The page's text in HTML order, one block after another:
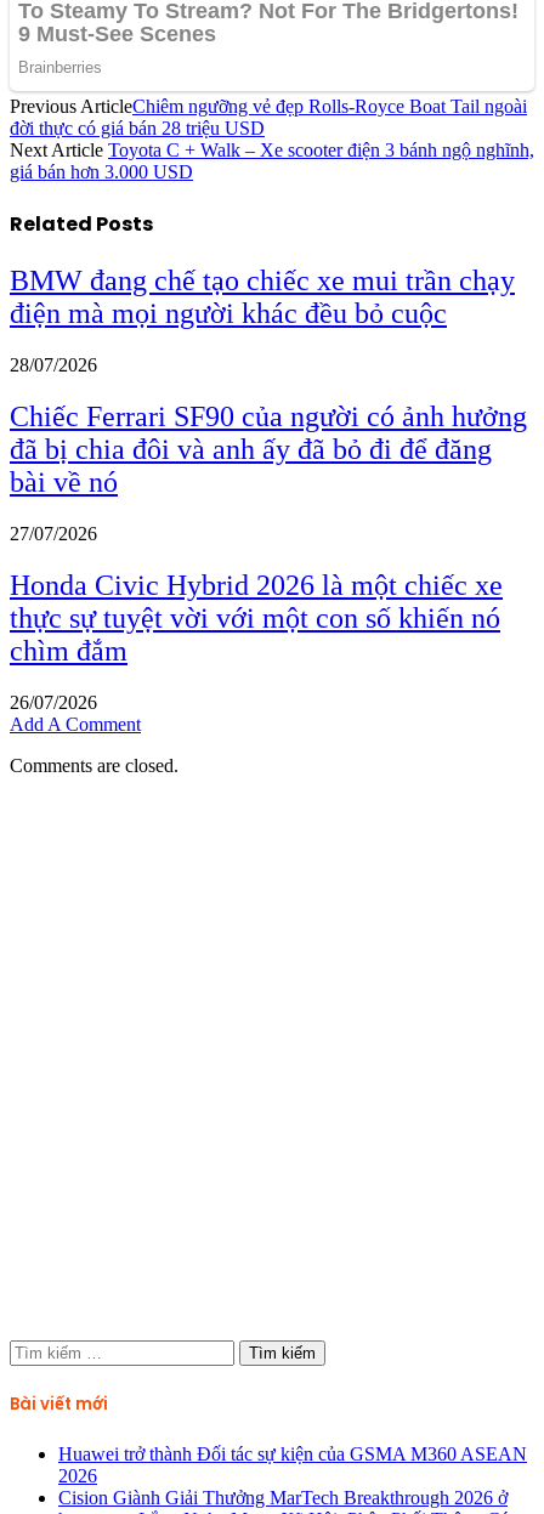
Previous ArticleChiêm ngưỡng vẻ đẹp Rolls-Royce Boat Tail ngoài
đời thực có giá bán 28 triệu USD
Next Article Toyota C + Walk – Xe scooter điện 3 bánh ngộ nghĩnh,
giá bán hơn 3.000 USD
Related Posts
BMW đang chế tạo chiếc xe mui trần chạy
điện mà mọi người khác đều bỏ cuộc
28/07/2026
Chiếc Ferrari SF90 của người có ảnh hưởng
đã bị chia đôi và anh ấy đã bỏ đi để đăng
bài về nó
27/07/2026
Honda Civic Hybrid 2026 là một chiếc xe
thực sự tuyệt vời với một con số khiến nó
chìm đắm
26/07/2026
Add A Comment
Comments are closed.
Tìm
kiếm
cho:
Bài viết mới
Huawei trở thành Đối tác sự kiện của GSMA M360 ASEAN
2026
Cision Giành Giải Thưởng MarTech Breakthrough 2026 ở